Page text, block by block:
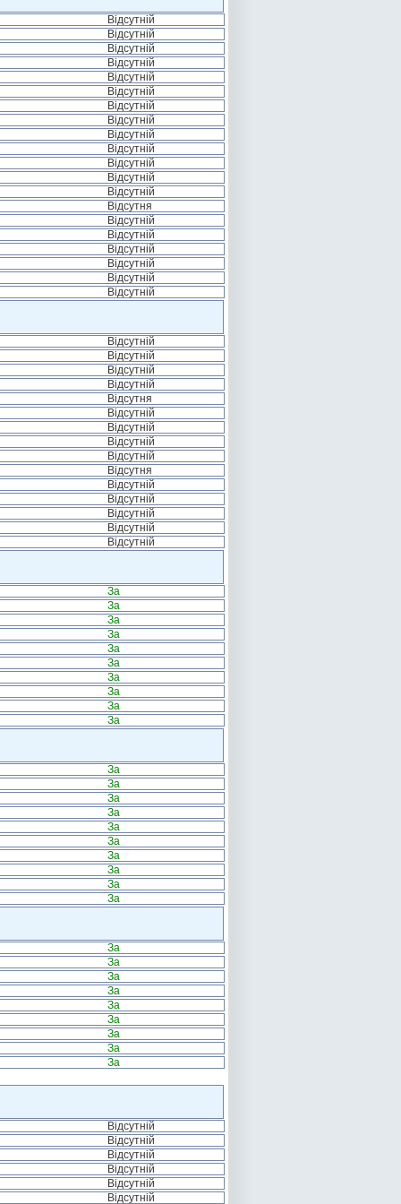
Відсутній
Відсутній
Відсутній
Відсутній
Відсутній
Відсутній
Відсутній
Відсутній
Відсутній
Відсутній
Відсутній
Відсутній
Відсутній
Відсутня
Відсутній
Відсутній
Відсутній
Відсутній
Відсутній
Відсутній
Відсутній
Відсутній
Відсутній
Відсутній
Відсутня
Відсутній
Відсутній
Відсутній
Відсутній
Відсутня
Відсутній
Відсутній
Відсутній
Відсутній
Відсутній
За
За
За
За
За
За
За
За
За
За
За
За
За
За
За
За
За
За
За
За
За
За
За
За
За
За
За
За
За
Відсутній
Відсутній
Відсутній
Відсутній
Відсутній
Відсутній